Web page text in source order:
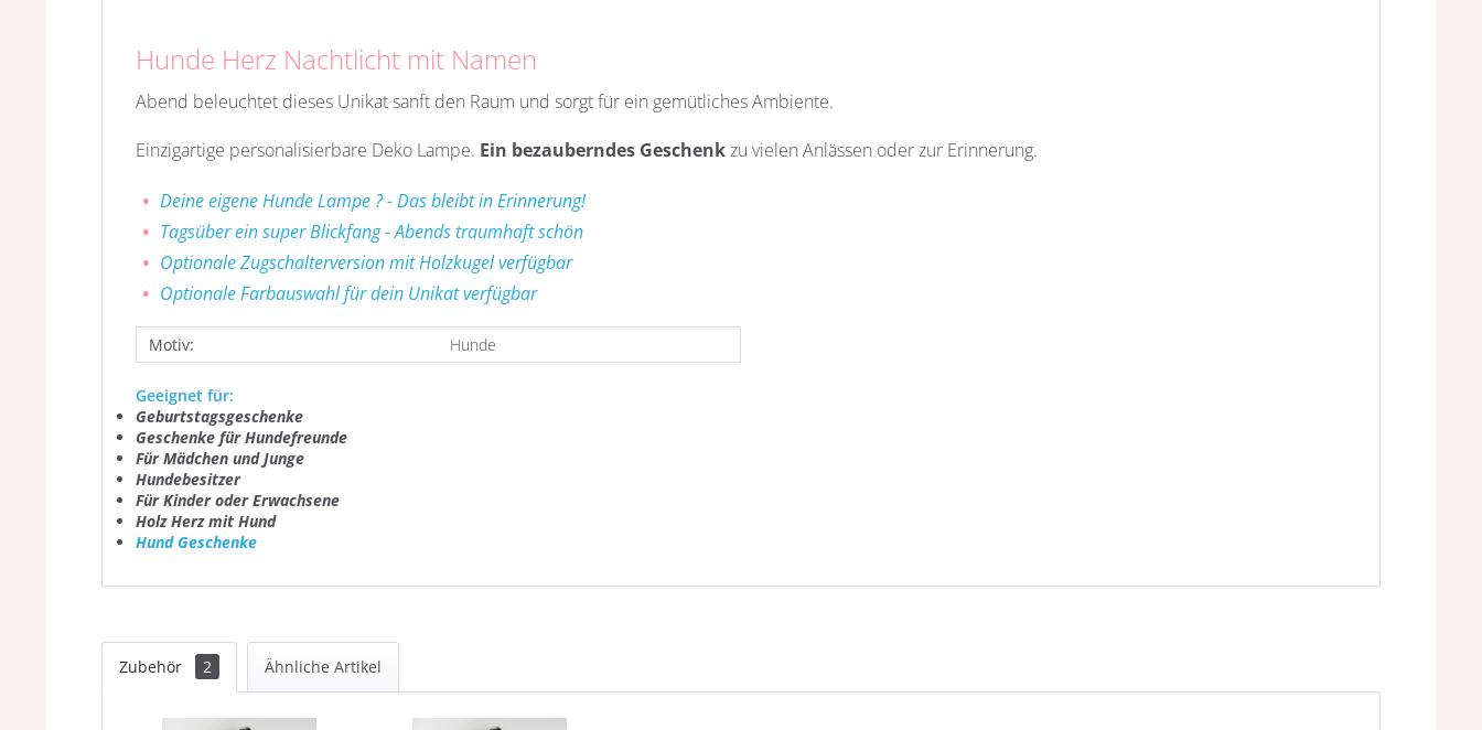
Hunde Herz Nachtlicht mit Namen
Abend beleuchtet dieses Unikat sanft den Raum und sorgt für ein gemütliches Ambiente.
Einzigartige personalisierbare Deko Lampe. Ein bezauberndes Geschenkzu vielen Anlässen oder zur Erinnerung.
Deine eigene Hunde Lampe ?- Das bleibt in Erinnerung!
Tagsüber ein super Blickfang - Abends traumhaft schön
Optionale Zugschalterversion mit Holzkugel verfügbar
Optionale Farbauswahl für dein Unikat verfügbar
Motiv: Hunde
Geeignet für:
Geburtstagsgeschenke
Geschenke für Hundefreunde
Für Mädchen und Junge
Hundebesitzer
Für Kinder oder Erwachsene
Holz Herz mit Hund
Hund Geschenke
Zubehör 2 Ähnliche Artikel